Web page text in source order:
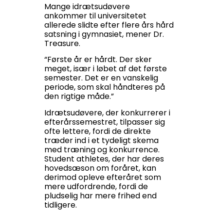
Mange idrætsudøvere
ankommer til universitetet
allerede slidte efter flere års hård
satsning i gymnasiet, mener Dr.
Treasure.
“Første år er hårdt. Der sker
meget, især i løbet af det første
semester. Det er en vanskelig
periode, som skal håndteres på
den rigtige måde.”
Idrætsudøvere, der konkurrerer i
efterårssemestret, tilpasser sig
ofte lettere, fordi de direkte
træder ind i et tydeligt skema
med træning og konkurrence.
Student athletes, der har deres
hovedsæson om foråret, kan
derimod opleve efteråret som
mere udfordrende, fordi de
pludselig har mere frihed end
tidligere.